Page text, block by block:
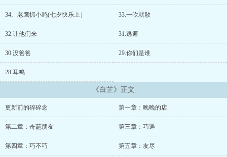
啊？那是神经病2。但是这可笑的命运啊～逃不过，躲不掉，她终于知
道局中人的感受了。ps：改了一下设定，不然设定太长了。那个，饭
随ai豆，所以我就写自己想写的呀。有新来的朋友，如果等更难受，
可以直接点上面链接。碧荷，难逃，渣女都很肥了。特别好看！！！
已完结，番外更新中……ps:新号新书地址：海妖（高H）一个女海王
的故事新文《末世躺平日记》求收藏，求猪猪。...
34、老鹰抓小鸡(七夕快乐上） 33.一吹就散
32.让他们来 31.逃避
30.没爸爸 29.你们是谁
28.耳鸣
《白芷》正文
更新前的碎碎念 第一章：晚晚的店
第二章：奇葩朋友 第三章：巧遇
第四章：巧不巧 第五章：友尽